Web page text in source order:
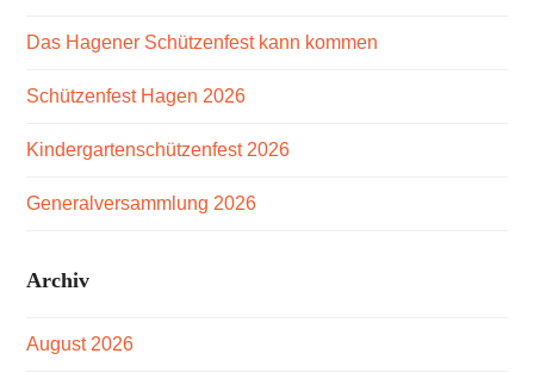
Das Hagener Schützenfest kann kommen
Schützenfest Hagen 2026
Kindergartenschützenfest 2026
Generalversammlung 2026
Archiv
August 2026